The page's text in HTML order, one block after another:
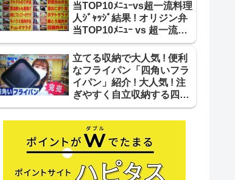
当TOP10ﾒﾆｭｰvs超一流料理
人ｼﾞｬｯｼﾞ結果 ! オリジン弁
当TOP10ﾒﾆｭｰ vs 超一流料
理人 合格･不合格 結果 紹介
!立てる収納で大人気 ! 便利
なフライパン「四角いフラ
イパン」紹介 ! 大人気 ! 注
ぎやすく自立収納する四角
いフライパン【ｽｰﾊﾟｰJﾁｬﾝﾈ
ﾙ】